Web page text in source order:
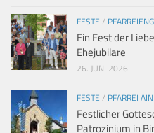
FESTE /
Ein Fest der
Ehejubilare
26. JUNI 2026
FESTE / PFARREI
Festlicher
Patrozinium in